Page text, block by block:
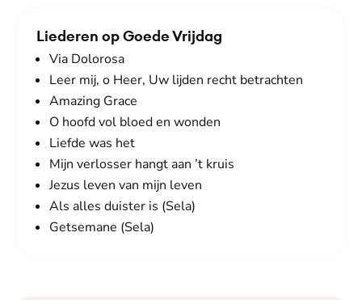
Liederen op Goede Vrijdag
Via Dolorosa
Leer mij, o Heer, Uw lijden recht betrachten
Amazing Grace
O hoofd vol bloed en wonden
Liefde was het
Mijn verlosser hangt aan ’t kruis
Jezus leven van mijn leven
Als alles duister is (Sela)
Getsemane (Sela)